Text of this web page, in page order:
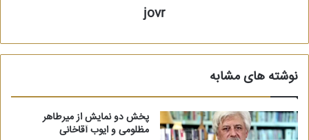
jovr
نوشته های مشابه
پخش دو نمایش از میرطاهر
مظلومی و ایوب آقاخانی